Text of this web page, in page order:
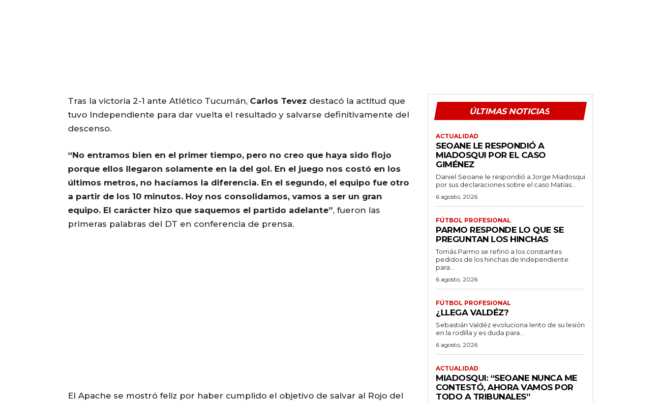
Tras la victoria 2-1 ante Atlético Tucumán, Carlos Tevez destacó la actitud que
tuvo Independiente para dar vuelta el resultado y salvarse definitivamente del
descenso.
“No entramos bien en el primer tiempo, pero no creo que haya sido flojo
porque ellos llegaron solamente en la del gol. En el juego nos costó en los
últimos metros, no hacíamos la diferencia. En el segundo, el equipo fue otro
a partir de los 10 minutos. Hoy nos consolidamos, vamos a ser un gran
equipo. El carácter hizo que saquemos el partido adelante”, fueron las
primeras palabras del DT en conferencia de prensa.
El Apache se mostró feliz por haber cumplido el objetivo de salvar al Rojo del
ÚLTIMAS NOTICIAS
ACTUALIDAD
SEOANE LE RESPONDIÓ A
MIADOSQUI POR EL CASO
GIMÉNEZ
Daniel Seoane le respondió a Jorge Miadosqui
por sus declaraciones sobre el caso Matías...
6 agosto, 2026
FÚTBOL PROFESIONAL
PARMO RESPONDE LO QUE SE
PREGUNTAN LOS HINCHAS
Tomás Parmo se refirió a los constantes
pedidos de los hinchas de Independiente
para...
6 agosto, 2026
FÚTBOL PROFESIONAL
¿LLEGA VALDÉZ?
Sebastián Valdéz evoluciona lento de su lesión
en la rodilla y es duda para...
6 agosto, 2026
ACTUALIDAD
MIADOSQUI: “SEOANE NUNCA ME
CONTESTÓ, AHORA VAMOS POR
TODO A TRIBUNALES”